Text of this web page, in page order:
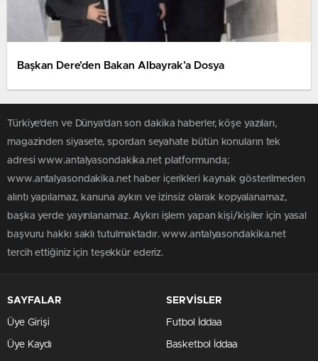
Başkan Dere’den Bakan Albayrak’a Dosya
Türkiye'den ve Dünya’dan son dakika haberler, köşe yazıları,
magazinden siyasete, spordan seyahate bütün konuların tek
adresi www.antalyasondakika.net platformunda;
www.antalyasondakika.net haber içerikleri kaynak gösterilmeden
alıntı yapılamaz, kanuna aykırı ve izinsiz olarak kopyalanamaz,
başka yerde yayınlanamaz. Aykırı işlem yapan kişi/kişiler için yasal
başvuru hakkı saklı tutulmaktadır. www.antalyasondakika.net
tercih ettiğiniz için teşekkür ederiz.
SAYFALAR
Üye Girişi
Üye Kaydı
SERVİSLER
Futbol İddaa
Basketbol İddaa